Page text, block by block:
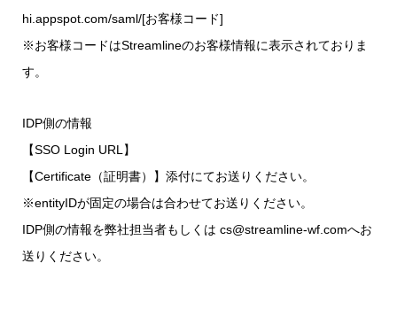
hi.appspot.com/saml/[お客様コード]
※お客様コードはStreamlineのお客様情報に表示されておりま
す。
IDP側の情報
【SSO Login URL】
【Certificate（証明書）】添付にてお送りください。
※entityIDが固定の場合は合わせてお送りください。
IDP側の情報を弊社担当者もしくは cs@streamline-wf.comへお
送りください。